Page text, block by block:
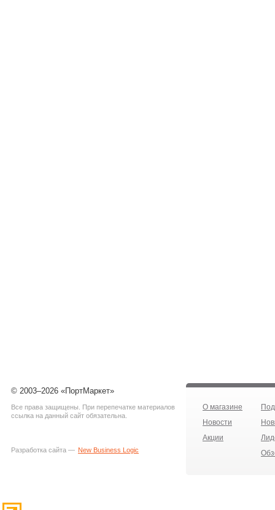
© 2003–2026 «ПортМаркет»
Все права защищены. При перепечатке материалов
ссылка на данный сайт обязательна.
Разработка сайта — New Business Logic
О магазине
Новости
Акции